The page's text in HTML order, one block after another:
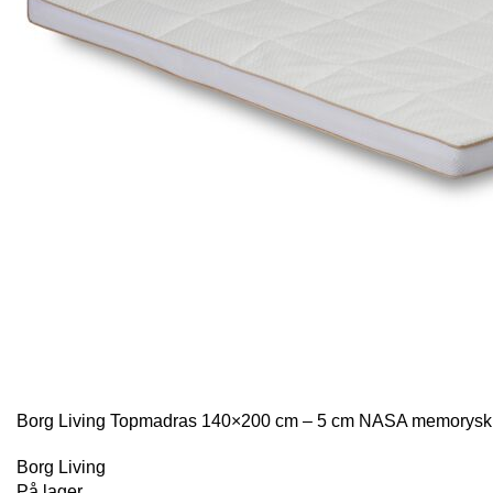
Borg Living Topmadras 140×200 cm – 5 cm NASA
Borg Living